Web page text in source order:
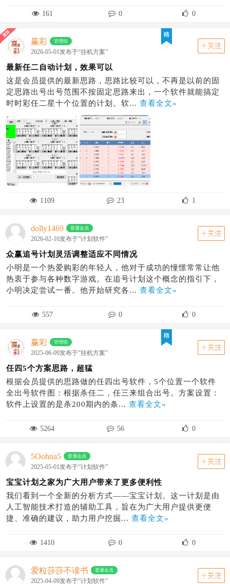
161 0 0
赢彩 管理组
2026-05-01发布于“挂机方案”
关注
最新任二自动计划，效果可以
这是会员提供的最新思路，思路比较可以，不再是以前的固
定思路出号出号范围不按固定思路来出，一个软件就能搞定
时时彩任二星十个位置的计划。软... 查看全文»
1109 23 1
dolly1469 普通会员
2026-02-10发布于“计划软件”
关注
众赢追号计划灵活调整适应不同情况
小明是一个热爱购彩的年轻人，他对于成功的憧憬常常让他
热衷于参与各种数字游戏。在追号计划这个概念的指引下，
小明决定尝试一番。他开始研究各... 查看全文»
557 0 0
赢彩 管理组
2025-06-09发布于“挂机方案”
关注
任四5个方案思路，超猛
根据会员提供的思路做的任四出号软件，5个位置一个软件
全出号软件图：根据杀任二，任三来组合出号。方案设置：
软件上设置的是杀200期内的条... 查看全文»
5264 56 0
5Oohna5 普通会员
2025-05-01发布于“计划软件”
关注
宝宝计划之家为广大用户带来了更多便利性
我们看到一个全新的分析方式——宝宝计划。这一计划是由
人工智能技术打造的辅助工具，旨在为广大用户提供更便
捷、准确的建议，助力用户挖掘... 查看全文»
1410 0 0
爱粒莎莎不读书 普通会员
2025-04-09发布于“计划软件”
关注